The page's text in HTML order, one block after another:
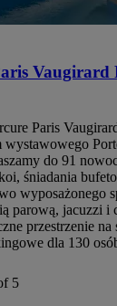
Vaugirard
Paris
do 91
śniadania
wyposażonego
parową, jacuzzi i
przestrzenie na
dla 130
5